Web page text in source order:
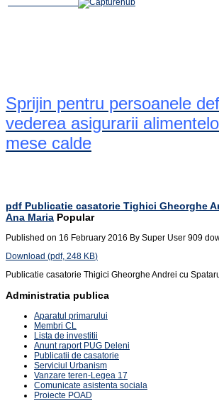
Sprijin pentru persoanele
vederea asigurarii
mese calde
pdf Publicatie casatorie Tighici Gheorghe
Ana Maria Popular
Published on 16 February 2016 By Super User 909
Download (pdf, 248 KB)
Publicatie casatorie Thigici Gheorghe Andrei cu
Administratia publica
Aparatul primarului
Membri CL
Lista de investitii
Anunt raport PUG Deleni
Publicatii de casatorie
Serviciul Urbanism
Vanzare teren-Legea 17
Comunicate asistenta sociala
Proiecte POAD